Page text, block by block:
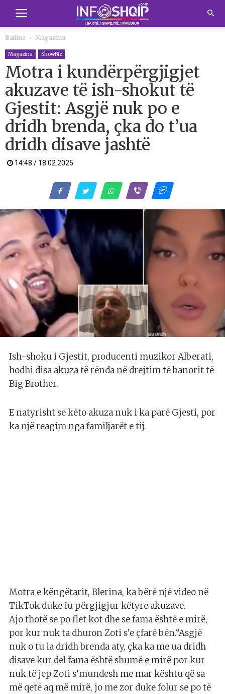
Ballina Magazina
Magazina ShowBiz
Motra i kundërpërgjigjet
akuzave të ish-shokut të
Gjestit: Asgjë nuk po e
dridh brenda, çka do t’ua
dridh disave jashtë
14:48 / 18.02.2025
Ish-shoku i Gjestit, producenti muzikor Alberati,
hodhi disa akuza të rënda në drejtim të banorit të
Big Brother.
E natyrisht se këto akuza nuk i ka parë Gjesti, por
ka një reagim nga familjarët e tij.
Motra e këngëtarit, Blerina, ka bërë një video në
TikTok duke iu përgjigjur këtyre akuzave.
Ajo thotë se po flet kot dhe se fama është e mirë,
por kur nuk ta dhuron Zoti s’e çfarë bën.“Asgjë
nuk o tu ia dridh brenda aty, çka ka me ua dridh
disave kur del fama është shumë e mirë por kur
nuk të jep Zoti s’mundesh me mar kështu që sa
më qetë aq më mirë, jo me zor duke folur se po të